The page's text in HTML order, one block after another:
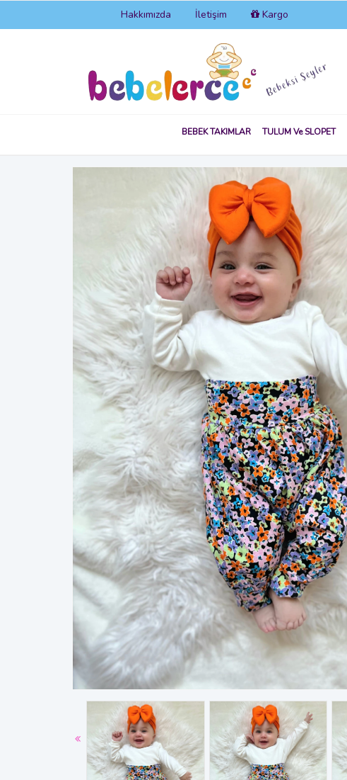
Hakkımızda İletişim Kargo
BEBEK TAKIMLAR TULUM Ve SLOPET